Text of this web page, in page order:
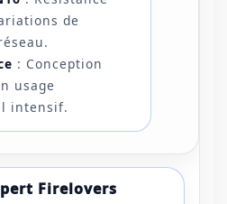
de
: Conception
usage
intensif.
Firelovers